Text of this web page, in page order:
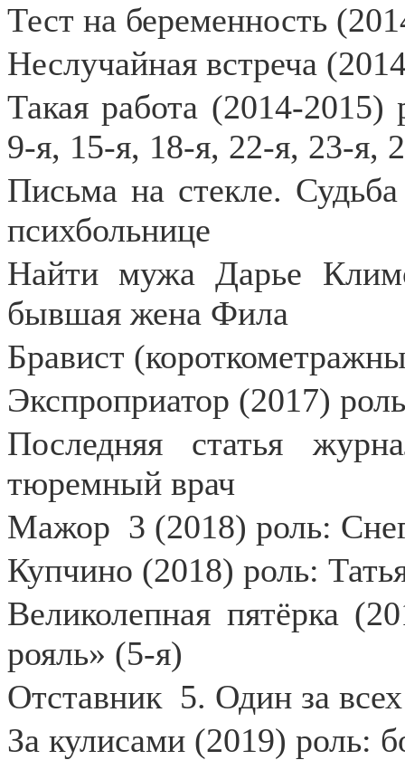
Тест на беременность
Неслучайная встреча
Такая работа (2014-2015)
9-я, 15-я, 18-я, 22-я, 23-я,
Письма на стекле.
психбольнице
Найти мужа Дарье
бывшая жена Фила
Бравист
Экспроприатор (2017)
Последняя статья
тюремный врач
Мажор 3 (2018) роль:
Купчино (2018) роль:
Великолепная пятёрка
рояль» (5-я)
Отставник 5. Один за
За кулисами (2019) роль: